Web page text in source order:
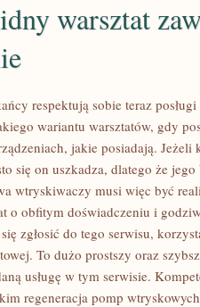
warsztat
respektują sobie teraz
wariantu warsztatów, gdy
jakie posiadają.
się on uszkadza, dlatego że jego
wtryskiwaczy musi więc być
o obfitym doświadczeniu i
zgłosić do tego serwisu,
To dużo prostszy oraz
usługę w tym serwisie.
regeneracja pomp